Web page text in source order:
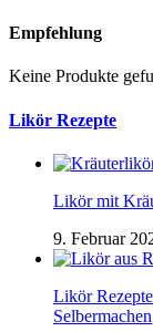
Empfehlung
Keine Produkte
Likör Rezepte
Likör mit
9. Februar
Likör
Selbermachen